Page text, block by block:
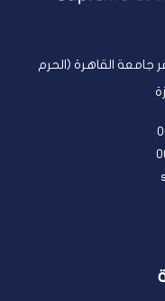
جامعة القاهرة (الحرم